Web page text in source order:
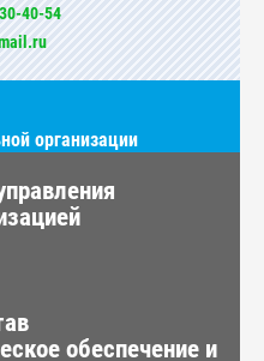
40-54
организации
обеспечение и